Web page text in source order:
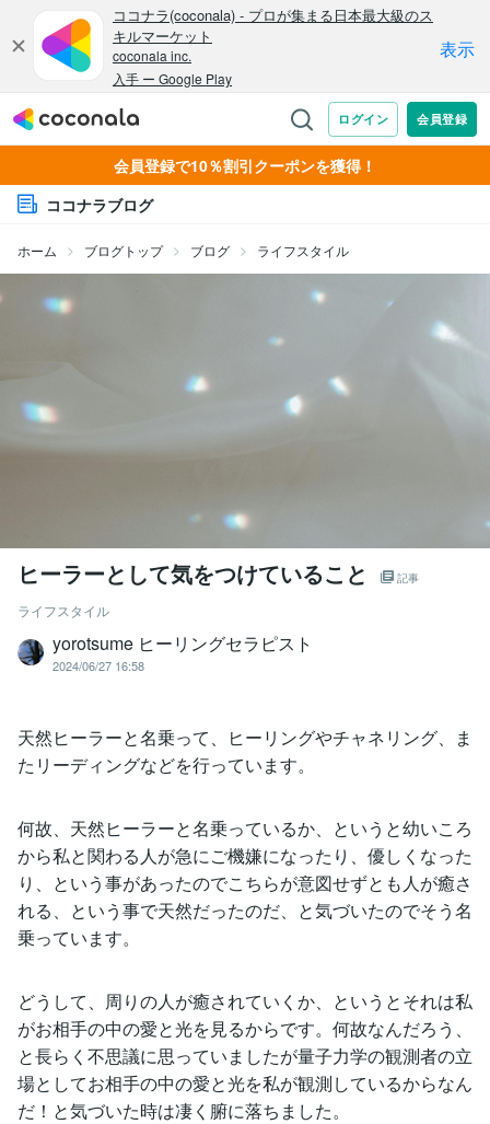
会員登録で10％割引クーポンを獲得！
ココナラブログ
ホーム ブログトップ ブログ ライフスタイル
ヒーラーとして気をつけていること 記事
ライフスタイル
yorotsume ヒーリングセラピスト
2024/06/27 16:58
天然ヒーラーと名乗って、ヒーリングやチャネリング、ま
たリーディングなどを行っています。
何故、天然ヒーラーと名乗っているか、というと幼いころ
から私と関わる人が急にご機嫌になったり、優しくなった
り、という事があったのでこちらが意図せずとも人が癒さ
れる、という事で天然だったのだ、と気づいたのでそう名
乗っています。
どうして、周りの人が癒されていくか、というとそれは私
がお相手の中の愛と光を見るからです。何故なんだろう、
と長らく不思議に思っていましたが量子力学の観測者の立
場としてお相手の中の愛と光を私が観測しているからなん
だ！と気づいた時は凄く腑に落ちました。